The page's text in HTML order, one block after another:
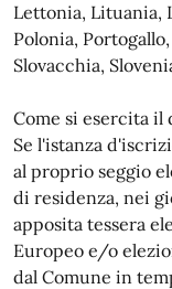
Lettonia, Lituania,
Polonia,
Slovacchia,
Come si esercita
Se l'istanza
al proprio seggio
di residenza, nei
apposita tessera
Europeo e/o
dal Comune in